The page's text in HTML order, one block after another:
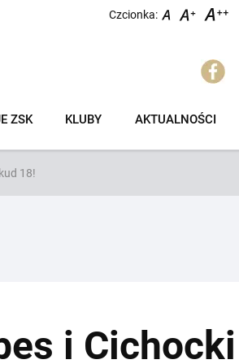
Czcionka:
ZSK KLUBY AKTUALNOŚCI
18!
i Cichocki